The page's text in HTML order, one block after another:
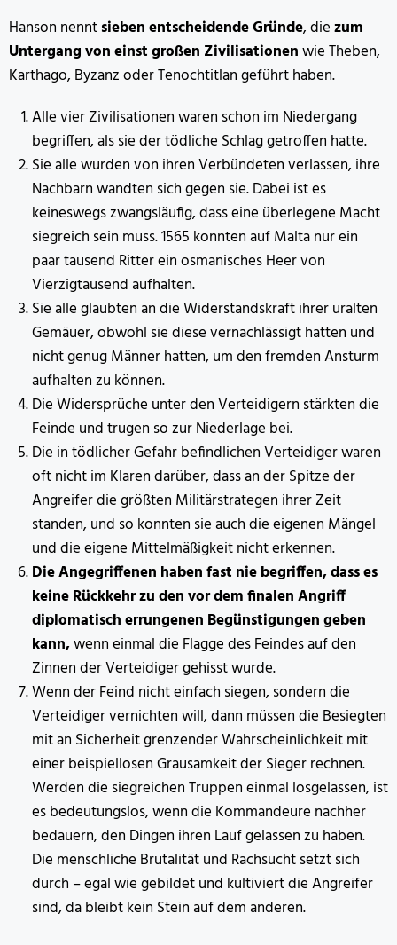
Hanson nenntsieben entscheidende Gründe, diezum
Untergang von einst großen Zivilisationenwie Theben,
Karthago, Byzanz oder Tenochtitlan geführt haben.
Alle vier Zivilisationen waren schon im Niedergang
begriffen, als sie der tödliche Schlag getroffen hatte.
Sie alle wurden von ihren Verbündeten verlassen, ihre
Nachbarn wandten sich gegen sie. Dabei ist es
keineswegs zwangsläufig, dass eine überlegene Macht
siegreich sein muss. 1565 konnten auf Malta nur ein
paar tausend Ritter ein osmanisches Heer von
Vierzigtausend aufhalten.
Sie alle glaubten an die Widerstandskraft ihrer uralten
Gemäuer, obwohl sie diese vernachlässigt hatten und
nicht genug Männer hatten, um den fremden Ansturm
aufhalten zu können.
Die Widersprüche unter den Verteidigern stärkten die
Feinde und trugen so zur Niederlage bei.
Die in tödlicher Gefahr befindlichen Verteidiger waren
oft nicht im Klaren darüber, dass an der Spitze der
Angreifer die größten Militärstrategen ihrer Zeit
standen, und so konnten sie auch die eigenen Mängel
und die eigene Mittelmäßigkeit nicht erkennen.
Die Angegriffenen haben fast nie begriffen, dass es
keine Rückkehr zu den vor dem finalen Angriff
diplomatisch errungenen Begünstigungen geben
kann,wenn einmal die Flagge des Feindes auf den
Zinnen der Verteidiger gehisst wurde.
Wenn der Feind nicht einfach siegen, sondern die
Verteidiger vernichten will, dann müssen die Besiegten
mit an Sicherheit grenzender Wahrscheinlichkeit mit
einer beispiellosen Grausamkeit der Sieger rechnen.
Werden die siegreichen Truppen einmal losgelassen, ist
es bedeutungslos, wenn die Kommandeure nachher
bedauern, den Dingen ihren Lauf gelassen zu haben.
Die menschliche Brutalität und Rachsucht setzt sich
durch – egal wie gebildet und kultiviert die Angreifer
sind, da bleibt kein Stein auf dem anderen.